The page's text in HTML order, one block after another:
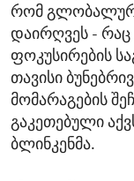
რომ
დაირღვეს - რაც
ფოკუსირების
თავისი
მომარაგების
გაკეთებული
ბლინკენმა.